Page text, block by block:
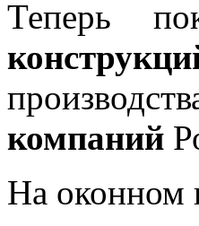
Теперь
компаний
На оконном